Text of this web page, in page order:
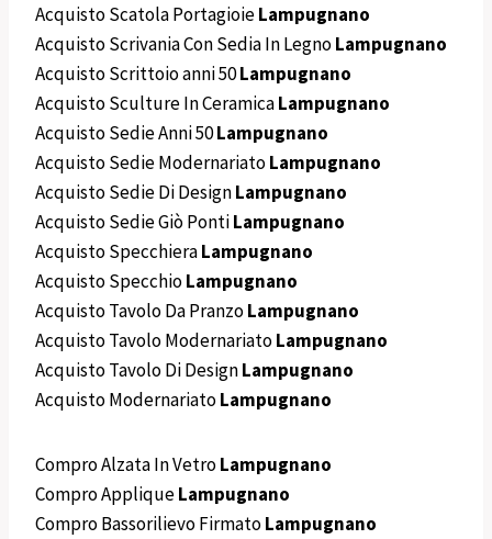
Acquisto Scatola PortagioieLampugnano
Acquisto Scrivania Con Sedia In LegnoLampugnano
Acquisto Scrittoio anni 50Lampugnano
Acquisto Sculture In CeramicaLampugnano
Acquisto Sedie Anni 50Lampugnano
Acquisto Sedie ModernariatoLampugnano
Acquisto Sedie Di DesignLampugnano
Acquisto Sedie Giò PontiLampugnano
Acquisto SpecchieraLampugnano
Acquisto SpecchioLampugnano
Acquisto Tavolo Da PranzoLampugnano
Acquisto Tavolo ModernariatoLampugnano
Acquisto Tavolo Di DesignLampugnano
Acquisto ModernariatoLampugnano
Compro Alzata In VetroLampugnano
Compro AppliqueLampugnano
Compro Bassorilievo FirmatoLampugnano